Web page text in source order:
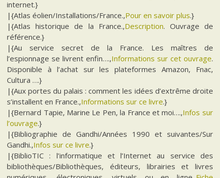
internet.}
|{Atlas éolien/Installations/France.,Pour en savoir plus.}
|{Atlas historique de la France.,Description. Ouvrage de
référence.}
|{Au service secret de la France. Les maîtres de
l’espionnage se livrent enfin….,Informations sur cet ouvrage.
Disponible à l’achat sur les plateformes Amazon, Fnac,
Cultura ….}
|{Aux portes du palais : comment les idées d’extrême droite
s’installent en France.,Informations sur ce livre.}
|{Bernard Tapie, Marine Le Pen, la France et moi….,Infos sur
l’ouvrage.}
|{Bibliographie de Gandhi/Années 1990 et suivantes/Sur
Gandhi.,Infos sur ce livre.}
|{BiblioTIC : l’informatique et l’Internet au service des
bibliothèques/Bibliothèques, éditeurs, librairies et livres